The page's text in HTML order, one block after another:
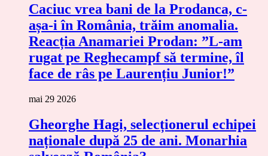
Caciuc vrea bani de la Prodanca, c-
așa-i în România, trăim anomalia.
Reacția Anamariei Prodan: ”L-am
rugat pe Reghecampf să termine, îl
face de râs pe Laurențiu Junior!”
mai 29 2026
Gheorghe Hagi, selecționerul echipei
naționale după 25 de ani. Monarhia